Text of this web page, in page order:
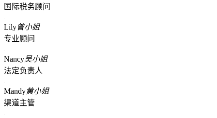
国际税务顾问
Lily曾小姐
专业顾问
Nancy吴小姐
法定负责人
Mandy黄小姐
渠道主管